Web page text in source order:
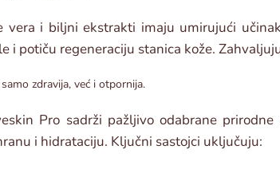
vera i biljni ekstrakti imaju umirujući
i potiču regeneraciju stanica kože.
zdravija, već i otpornija.
Pro sadrži pažljivo odabrane
i hidrataciju. Ključni sastojci uključuju: